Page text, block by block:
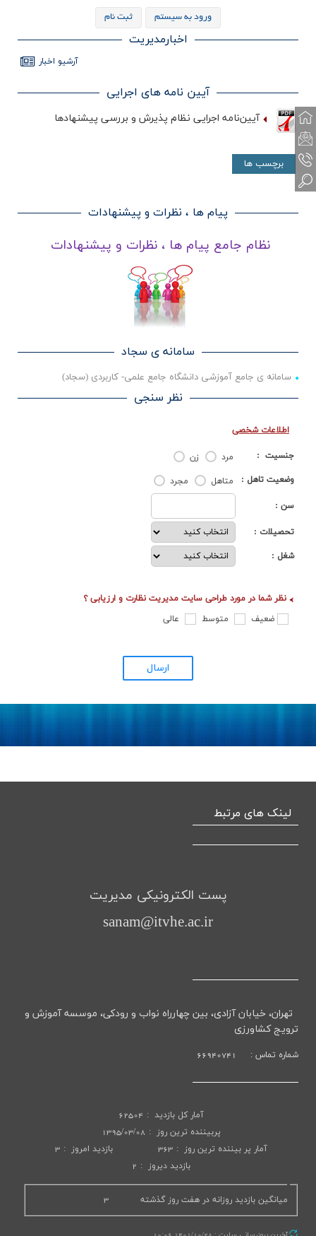
ورود به سيستم ثبت نام
اخبارمدیریت
آرشيو اخبار
آیین نامه های اجرایی
آیین‌نامه اجرایی نظام پذیرش و بررسی پیشنهادها
برچسب ها
پیام ها ، نظرات و پیشنهادات
نظام جامع پیام ها ، نظرات و پیشنهادات
سامانه ی سجاد
سامانه ی جامع آموزشی دانشگاه جامع علمی- کاربردی (سجاد)
نظر سنجی
اطلاعات شخصي
جنسيت : مرد
زن
وضعيت تاهل :
متاهل مجرد
سن :
تحصيلات :
شغل :
نظر شما در مورد طراحی سایت مدیریت نظارت و ارزیابی ؟
ضعیف
متوسط عالی
ارسال
لینک های مرتبط
پست الکترونیکی مدیریت
sanam@itvhe.ac.ir
تهران، خیابان آزادی، بین چهارراه نواب و رودکی، موسسه آموزش و
ترویج کشاورزی
شماره تماس : 66940741
آمار کل بازدید
62504
پربیننده ترین روز
1395/03/08
آمار پر بيننده ترين روز
363 بازديد امروز
3
بازديد ديروز
2
میانگین بازدید روزانه در هفت روز گذشته 3